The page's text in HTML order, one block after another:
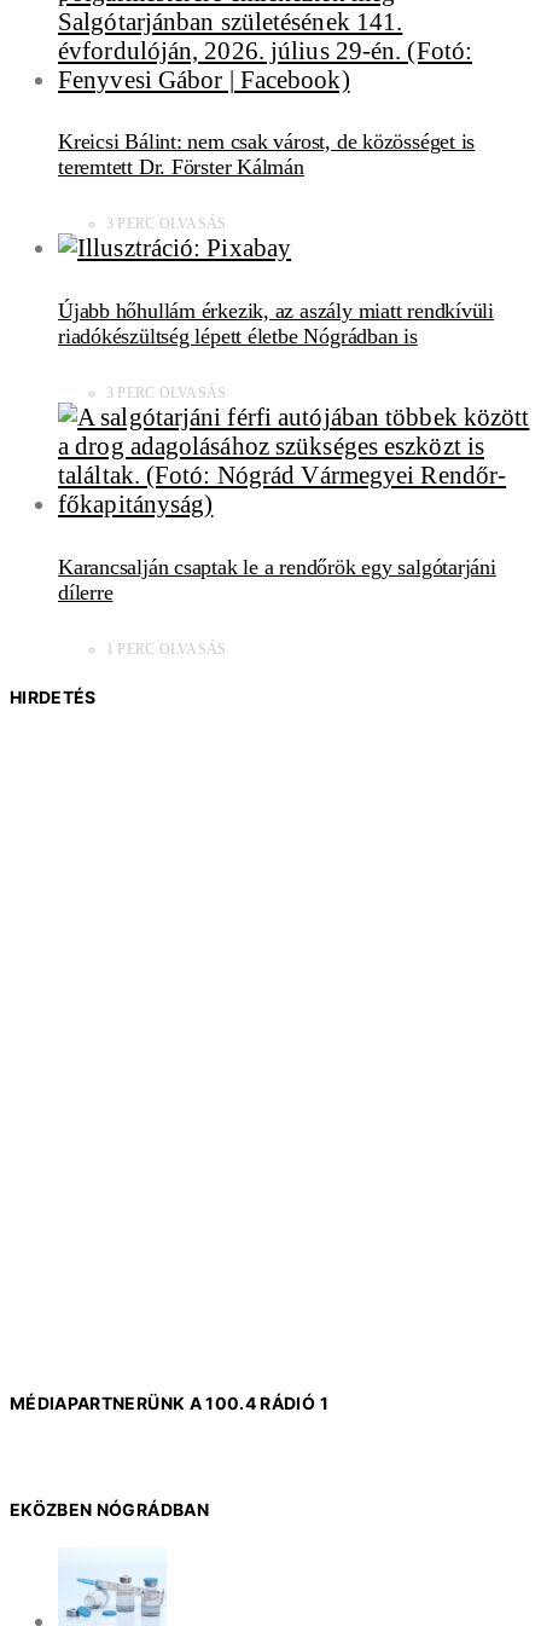
Kreicsi Bálint: nem csak várost, de közösséget is
teremtett Dr. Förster Kálmán
3 PERC OLVASÁS
Újabb hőhullám érkezik, az aszály miatt rendkívüli
riadókészültség lépett életbe Nógrádban is
3 PERC OLVASÁS
Karancsalján csaptak le a rendőrök egy salgótarjáni
dílerre
1 PERC OLVASÁS
HIRDETÉS
MÉDIAPARTNERÜNK A 100.4 RÁDIÓ 1
EKÖZBEN NÓGRÁDBAN